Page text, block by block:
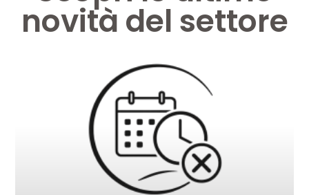
novità del settore